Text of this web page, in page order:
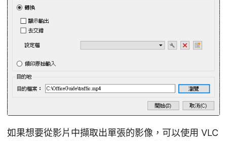
如果想要從影片中擷取出單張的影像，可以使用 VLC